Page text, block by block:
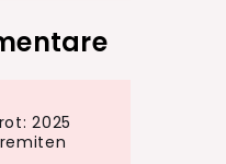
2025